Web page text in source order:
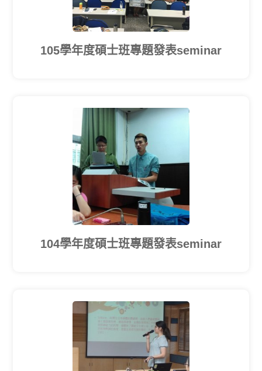
105學年度碩士班專題發表seminar
104學年度碩士班專題發表seminar